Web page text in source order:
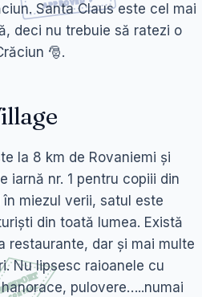
Santa Claus este cel mai
deci nu trebuie să ratezi o
🎅.
la 8 km de Rovaniemi și
iarnă nr. 1 pentru copiii din
miezul verii, satul este
din toată lumea. Există
restaurante, dar și mai multe
Nu lipsesc raioanele cu
pulovere…..numai